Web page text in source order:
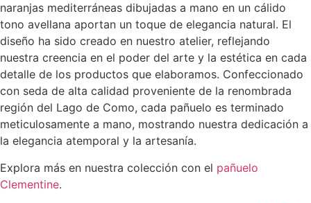
naranjas mediterráneas dibujadas a mano en un cálido
tono avellana aportan un toque de elegancia natural. El
diseño ha sido creado en nuestro atelier, reflejando
nuestra creencia en el poder del arte y la estética en cada
detalle de los productos que elaboramos. Confeccionado
con seda de alta calidad proveniente de la renombrada
región del Lago de Como, cada pañuelo es terminado
meticulosamente a mano, mostrando nuestra dedicación a
la elegancia atemporal y la artesanía.
Explora más en nuestra colección con el pañuelo
Clementine.